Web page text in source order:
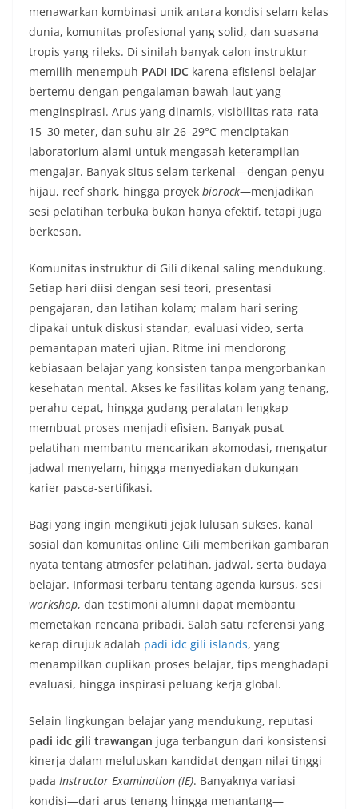
menawarkan kombinasi unik antara kondisi selam kelas
dunia, komunitas profesional yang solid, dan suasana
tropis yang rileks. Di sinilah banyak calon instruktur
memilih menempuh PADI IDC karena efisiensi belajar
bertemu dengan pengalaman bawah laut yang
menginspirasi. Arus yang dinamis, visibilitas rata-rata
15–30 meter, dan suhu air 26–29°C menciptakan
laboratorium alami untuk mengasah keterampilan
mengajar. Banyak situs selam terkenal—dengan penyu
hijau, reef shark, hingga proyek biorock—menjadikan
sesi pelatihan terbuka bukan hanya efektif, tetapi juga
berkesan.
Komunitas instruktur di Gili dikenal saling mendukung.
Setiap hari diisi dengan sesi teori, presentasi
pengajaran, dan latihan kolam; malam hari sering
dipakai untuk diskusi standar, evaluasi video, serta
pemantapan materi ujian. Ritme ini mendorong
kebiasaan belajar yang konsisten tanpa mengorbankan
kesehatan mental. Akses ke fasilitas kolam yang tenang,
perahu cepat, hingga gudang peralatan lengkap
membuat proses menjadi efisien. Banyak pusat
pelatihan membantu mencarikan akomodasi, mengatur
jadwal menyelam, hingga menyediakan dukungan
karier pasca-sertifikasi.
Bagi yang ingin mengikuti jejak lulusan sukses, kanal
sosial dan komunitas online Gili memberikan gambaran
nyata tentang atmosfer pelatihan, jadwal, serta budaya
belajar. Informasi terbaru tentang agenda kursus, sesi
workshop, dan testimoni alumni dapat membantu
memetakan rencana pribadi. Salah satu referensi yang
kerap dirujuk adalah padi idc gili islands, yang
menampilkan cuplikan proses belajar, tips menghadapi
evaluasi, hingga inspirasi peluang kerja global.
Selain lingkungan belajar yang mendukung, reputasi
padi idc gili trawangan juga terbangun dari konsistensi
kinerja dalam meluluskan kandidat dengan nilai tinggi
pada Instructor Examination (IE). Banyaknya variasi
kondisi—dari arus tenang hingga menantang—